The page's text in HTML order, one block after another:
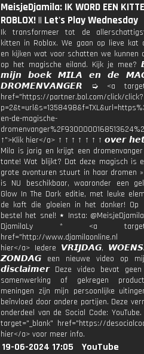
MeisjeDjamila: IK WORD EEN
ROBLOX! || Let's Play Wednesday
Ik transformeer tot de
kitten in Roblox. We gaan op lieve kat
en kijken wat voor schatten we kunnen
op het magische eiland. Kijk je
𝙢𝙞𝙟𝙣 𝙗𝙤𝙚𝙠 𝙈𝙄𝙇𝘼 𝙚𝙣 𝙙𝙚
𝘿𝙍𝙊𝙈𝙀𝙉𝙑𝘼𝙉𝙂𝙀𝙍 ➭ <a
href="https://partner.bol.com/click/click?
en-de-magische-
↑">Klik hier</a> ↑ ↑ ↑ ↑ ↑ ↑ ↑ 𝙤𝙫𝙚𝙧
Mila is jarig en krijgt een
tante! Wat blijkt? Dat deze magisch is
grote avonturen stuurt in haar dromen
is NU beschikbaar, waaronder een
Glow In The Dark editie, met leuke
de kaft die gloeien in het donker! Op
bestel het snel! ⋆ Insta:
DjamilaLy * <a
href="http://
hier</a> Iedere 𝙑𝙍𝙄𝙅𝘿𝘼𝙂,
𝙕𝙊𝙉𝘿𝘼𝙂 een nieuwe video op
𝙙𝙞𝙨𝙘𝙡𝙖𝙞𝙢𝙚𝙧 Deze video bevat geen
samenwerking of gekregen
meningen zijn mijn persoonlijke
beïnvloed door andere partijen. Deze
onderdeel van de Social Code:
target="_blank" href="https://
hier</a> voor meer info.
19-06-2024 17:05
YouTube